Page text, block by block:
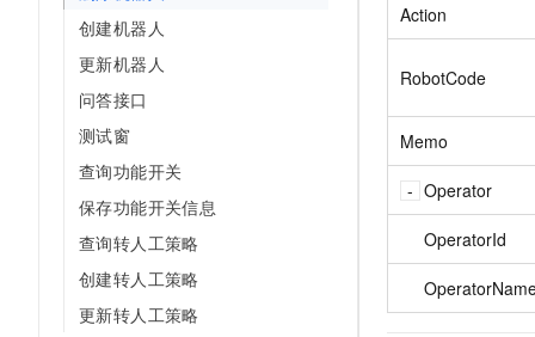
创建机器人
更新机器人
问答接口
测试窗
查询功能开关
保存功能开关信息
查询转人工策略
创建转人工策略
更新转人工策略
Action
RobotCode
Memo
Operator
OperatorId
千问AI平台-模型体验
在线体验全尺寸、多种模
Happy 系列大模型
大模型解决方案
快速部署 Dify，高效搭
媒体服务
域名与网站
终端用户计算
Serverless
开发工具
迁移与运维管理
政企业务
助力企业全员 AI 认知与能
行业生态解决方案